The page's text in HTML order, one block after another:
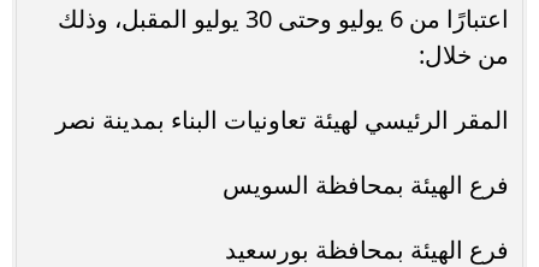
اعتبارًا من 6 يوليو وحتى 30 يوليو المقبل، وذلك
من خلال:
المقر الرئيسي لهيئة تعاونيات البناء بمدينة نصر
فرع الهيئة بمحافظة السويس
فرع الهيئة بمحافظة بورسعيد